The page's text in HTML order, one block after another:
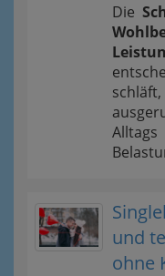
Die
und
ohne